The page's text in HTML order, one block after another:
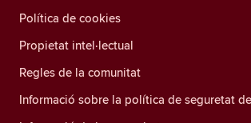
Política de cookies
Propietat intel·lectual
Regles de la comunitat
Informació sobre la política de seguretat